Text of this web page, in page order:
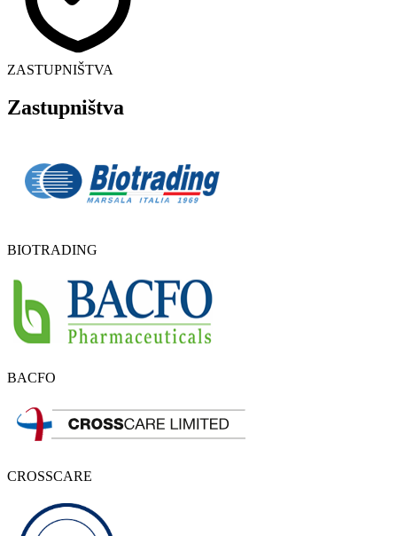
ZASTUPNIŠTVA
Zastupništva
BIOTRADING
BACFO
CROSSCARE